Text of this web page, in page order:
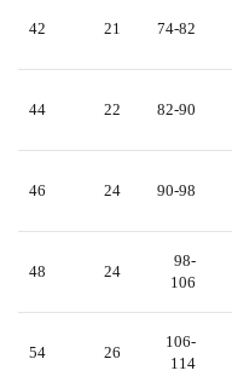
74-82
21
42
82-90
22
44
90-98
24
46
98-
106
24
48
106-
114
26
54